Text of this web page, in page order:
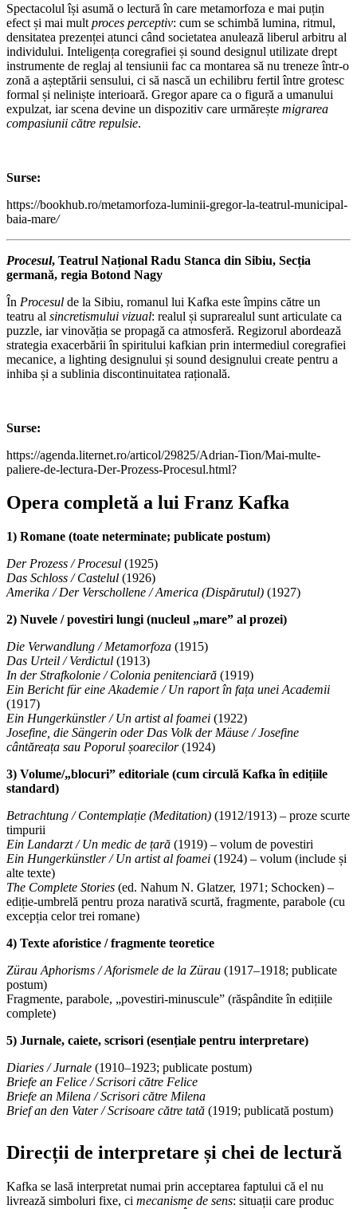
Spectacolul își asumă o lectură în care metamorfoza e mai puțin
efect și mai mult proces perceptiv: cum se schimbă lumina, ritmul,
densitatea prezenței atunci când societatea anulează liberul arbitru al
individului. Inteligența coregrafiei și sound designul utilizate drept
instrumente de reglaj al tensiunii fac ca montarea să nu treneze într-o
zonă a așteptării sensului, ci să nască un echilibru fertil între grotesc
formal și neliniște interioară. Gregor apare ca o figură a umanului
expulzat, iar scena devine un dispozitiv care urmărește migrarea
compasiunii către repulsie.
Surse:
https://bookhub.ro/metamorfoza-luminii-gregor-la-teatrul-municipal-
baia-mare/
Procesul, Teatrul Național Radu Stanca din Sibiu, Secția
germană, regia Botond Nagy
În Procesul de la Sibiu, romanul lui Kafka este împins către un
teatru al sincretismului vizual: realul și suprarealul sunt articulate ca
puzzle, iar vinovăția se propagă ca atmosferă. Regizorul abordează
strategia exacerbării în spiritului kafkian prin intermediul coregrafiei
mecanice, a lighting designului și sound designului create pentru a
inhiba și a sublinia discontinuitatea rațională.
Surse:
https://agenda.liternet.ro/articol/29825/Adrian-Tion/Mai-multe-
paliere-de-lectura-Der-Prozess-Procesul.html?
Opera completă a lui Franz Kafka
1) Romane (toate neterminate; publicate postum)
Der Prozess / Procesul (1925)
Das Schloss / Castelul (1926)
Amerika / Der Verschollene / America (Dispărutul) (1927)
2) Nuvele / povestiri lungi (nucleul „mare” al prozei)
Die Verwandlung / Metamorfoza (1915)
Das Urteil / Verdictul (1913)
In der Strafkolonie / Colonia penitenciară (1919)
Ein Bericht für eine Akademie / Un raport în fața unei Academii
(1917)
Ein Hungerkünstler / Un artist al foamei (1922)
Josefine, die Sängerin oder Das Volk der Mäuse / Josefine
cântăreața sau Poporul șoarecilor(1924)
3) Volume/„blocuri” editoriale (cum circulă Kafka în edițiile
standard)
Betrachtung / Contemplație (Meditation) (1912/1913) – proze scurte
timpurii
Ein Landarzt / Un medic de țară (1919) – volum de povestiri
Ein Hungerkünstler / Un artist al foamei (1924) – volum (include și
alte texte)
The Complete Stories (ed. Nahum N. Glatzer, 1971; Schocken) –
ediție-umbrelă pentru proza narativă scurtă, fragmente, parabole (cu
excepția celor trei romane)
4) Texte aforistice / fragmente teoretice
Zürau Aphorisms / Aforismele de la Zürau (1917–1918; publicate
postum)
Fragmente, parabole, „povestiri-minuscule” (răspândite în edițiile
complete)
5) Jurnale, caiete, scrisori (esențiale pentru interpretare)
Diaries / Jurnale (1910–1923; publicate postum)
Briefe an Felice / Scrisori către Felice
Briefe an Milena / Scrisori către Milena
Brief an den Vater / Scrisoare către tată (1919; publicată postum)
Direcții de interpretare și chei de lectură
Kafka se lasă interpretat numai prin acceptarea faptului că el nu
livrează simboluri fixe, ci mecanisme de sens: situații care produc